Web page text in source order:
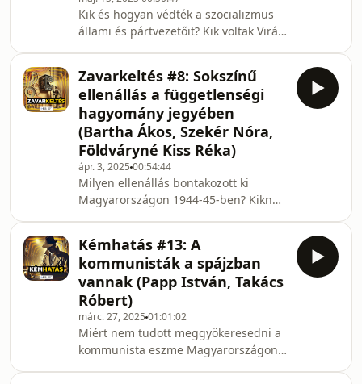
Mit csinált másként, mint a kortársai,
és hogyan viszonyult hozzá a
rendszer? Ezekre a kérdések
Kik és hogyan védték a szocializmus
állami és pártvezetőit? Kik voltak Virág
Felrobbanó sörgyári palackokról, "O"-
dossziékról, fedőcégekről és
dekorációs vállalatokról Podoski
Gáborral, Kádár János egykori
testőrével és Krahulcsán Zsolttal, az
ÁBTL tudományos kutatójával
beszélgetett Pócs Nándor.---0:00
Bevezető2:22 Milyen vezet
Zavarkeltés #8: Sokszínű
ellenállás a függetlenségi
hagyomány jegyében
(Bartha Ákos, Szekér Nóra,
Földváryné Kiss Réka)
ápr. 3, 2025 00:54:44
Milyen ellenállás bontakozott ki
Magyarországon 1944-45-ben? Kiknek
formái lehettek a kollaborációnak és
az ellenállásnak? Konspirációk,
összeesküvések és a függetlenségi
hagyomány továbbélése: többek közt
ezekről is szó esett a Nemzeti
Emlékezet Bizottsága március 25-i
könyvbemutatóján, ahol Ablonczy
Balázs a kötet szerkesztőivel,
Kémhatás #13: A
kommunisták a spájzban
vannak (Papp István, Takács
Róbert)
márc. 27, 2025 01:01:02
Miért nem tudott meggyökeresedni a
kommunista eszme Magyarországon?